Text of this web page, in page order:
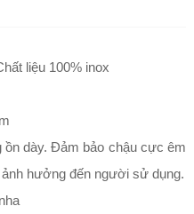
liệu 100% inox
dày. Đảm bảo chậu cực êm
hưởng đến người sử dụng.